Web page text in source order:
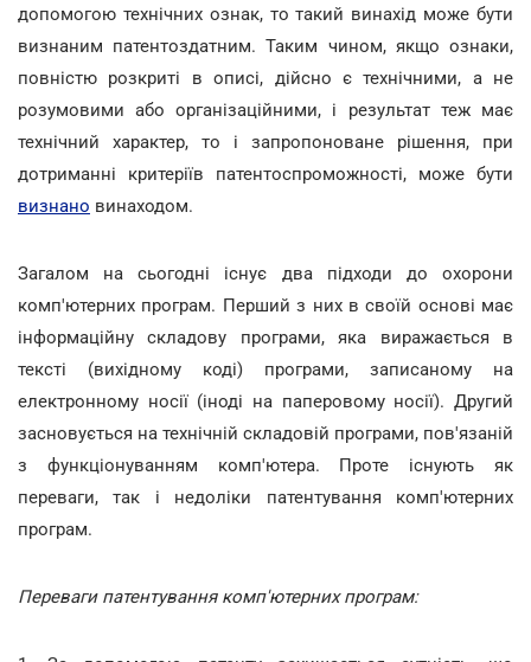
допомогою технічних ознак, то такий винахід може бути
визнаним патентоздатним. Таким чином, якщо ознаки,
повністю розкриті в описі, дійсно є технічними, а не
розумовими або організаційними, і результат теж має
технічний характер, то і запропоноване рішення, при
дотриманні критеріїв патентоспроможності, може бути
визнано винаходом.
Загалом на сьогодні існує два підходи до охорони
комп'ютерних програм. Перший з них в своїй основі має
інформаційну складову програми, яка виражається в
тексті (вихідному коді) програми, записаному на
електронному носії (іноді на паперовому носії). Другий
засновується на технічній складовій програми, пов'язаній
з функціонуванням комп'ютера. Проте існують як
переваги, так і недоліки патентування комп'ютерних
програм.
Переваги патентування комп'ютерних програм: